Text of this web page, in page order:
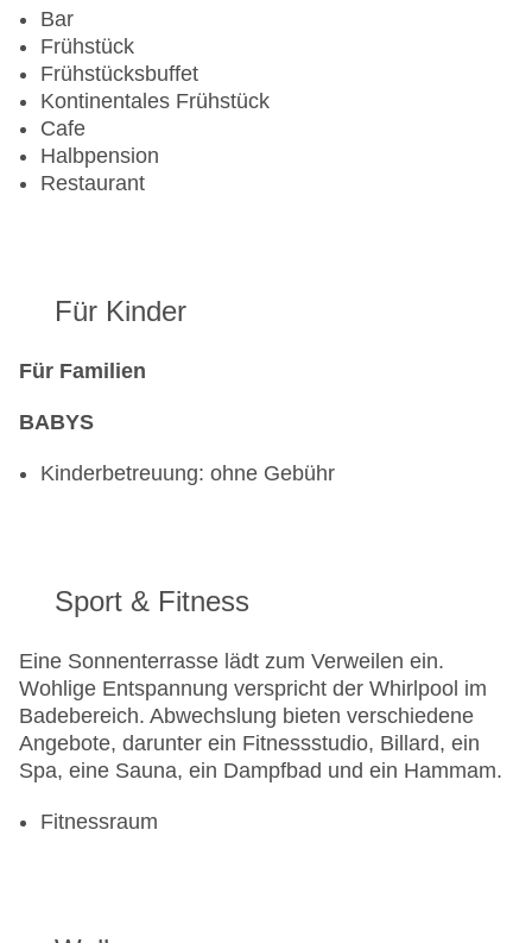
Bar
Frühstück
Frühstücksbuffet
Kontinentales Frühstück
Cafe
Halbpension
Restaurant
Für Kinder
Für Familien
BABYS
Kinderbetreuung: ohne Gebühr
Sport & Fitness
Eine Sonnenterrasse lädt zum Verweilen ein.
Wohlige Entspannung verspricht der Whirlpool im
Badebereich. Abwechslung bieten verschiedene
Angebote, darunter ein Fitnessstudio, Billard, ein
Spa, eine Sauna, ein Dampfbad und ein Hammam.
Fitnessraum